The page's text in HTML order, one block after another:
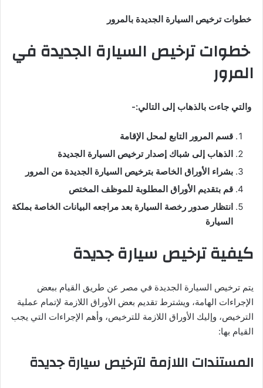
خطوات ترخيص السيارة الجديدة بالمرور
خطوات ترخيص السيارة الجديدة في
المرور
والتي جاءت بالذهاب إلى التالي:-
قسم المرور التابع لمحل الإقامة
الذهاب إلى شباك إصدار ترخيص السيارة الجديدة
بشراء الأوراق الخاصة بترخيص السيارة الجديدة من المرور
قم بتقديم الأوراق المطلوبة للموظف المختص
انتظار صدور رخصة السيارة بعد مراجعه البيانات الخاصة بملكة
السيارة
كيفية ترخيص سيارة جديدة
يتم ترخيص السيارة الجديدة في مصر عن طريق القيام ببعض
الإجراءات الهامة، ويشترط تقديم بعض الأوراق اللازمة لإتمام عملية
الترخيص، وإليك الأوراق اللازمة للترخيص، وأهم الإجراءات التي يجب
القيام بها:
المستندات اللازمة لترخيص سيارة جديدة